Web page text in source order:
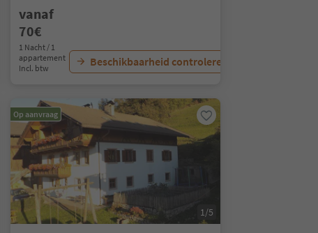
vanaf
70€
1 Nacht / 1
appartement
Incl. btw
Beschikbaarheid controleren
Op aanvraag
1/5